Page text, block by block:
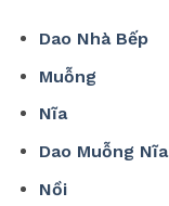
Dao Nhà Bếp
Muỗng
Nĩa
Dao Muỗng Nĩa
Nồi